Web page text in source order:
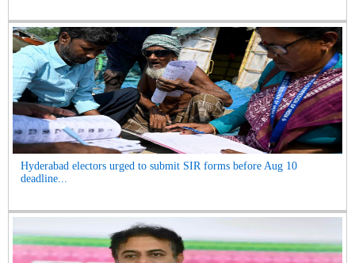
Hyderabad electors urged to submit SIR forms before Aug 10
deadline...